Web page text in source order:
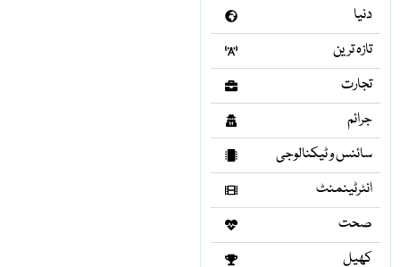
دنیا
تازہ ترین
تجارت
جرائم
سائنس و ٹیکنالوجی
انٹرٹینمنٹ
صحت
کھیل